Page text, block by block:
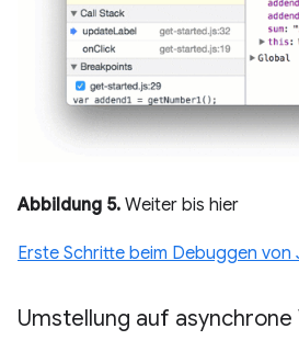
Abbildung 5. Weiter bis hier
Erste Schritte beim Debuggen von
Umstellung auf asynchrone